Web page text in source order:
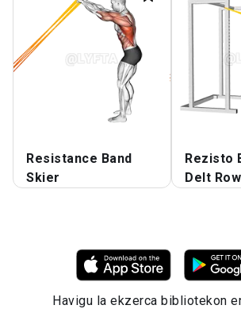
Resistance Band
Skier
Rezisto
Delt Row
Havigu la ekzerca bibliotekon